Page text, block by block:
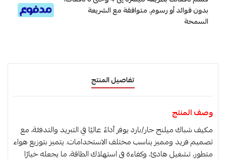
بدون فوائد أو رسوم. متوافقة مع الشريعة
السمحة
تفاصيل المنتج
وصف المنتج
مكيف شباك ميلنج حار/بارد يوفر أداءً عاليًا في التبريد والتدفئة، مع
تصميم فريد ومميز يناسب مختلف الاستخدامات. يتميز بتوزيع هواء
متطور، تشغيل هادئ، وكفاءة في استهلاك الطاقة، ما يجعله خيارًا